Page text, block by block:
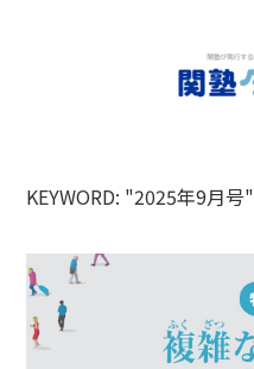
KEYWORD: "2025年9月号"